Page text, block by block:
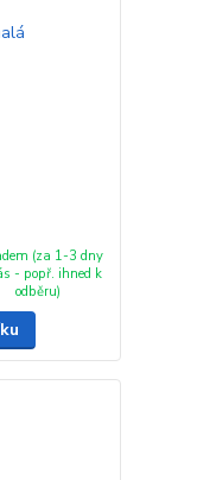
(za 1-3 dny
- popř. ihned k
odběru)